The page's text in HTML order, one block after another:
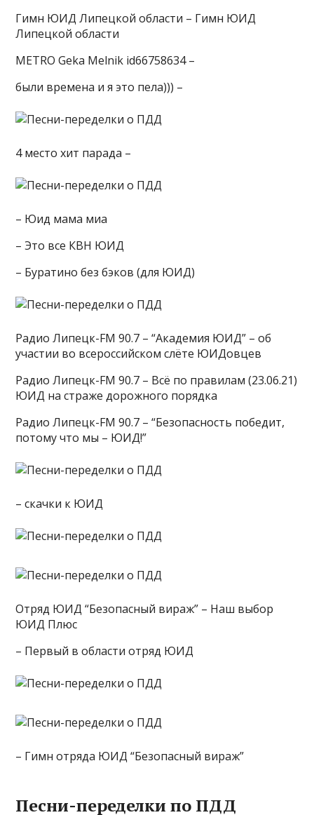
Гимн ЮИД Липецкой области – Гимн ЮИД
Липецкой области
METRO Geka Melnik id66758634 –
были времена и я это пела))) –
4 место хит парада –
– Юид мама миа
– Это все КВН ЮИД
– Буратино без бэков (для ЮИД)
Радио Липецк-FM 90.7 – “Академия ЮИД” – об
участии во всероссийском слёте ЮИДовцев
Радио Липецк-FM 90.7 – Всё по правилам (23.06.21)
ЮИД на страже дорожного порядка
Радио Липецк-FM 90.7 – “Безопасность победит,
потому что мы – ЮИД!”
– скачки к ЮИД
Отряд ЮИД “Безопасный вираж” – Наш выбор
ЮИД Плюс
– Первый в области отряд ЮИД
– Гимн отряда ЮИД “Безопасный вираж”
Песни-переделки по ПДД